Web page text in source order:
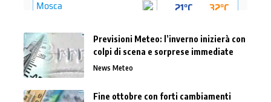
Previsioni Meteo: l’inverno inizierà con
colpi di scena e sorprese immediate
News Meteo
Fine ottobre con forti cambiamenti